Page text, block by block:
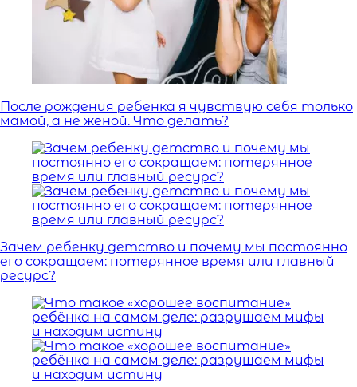
После рождения ребенка я чувствую себя только
мамой, а не женой. Что делать?
Зачем ребенку детство и почему мы постоянно
его сокращаем: потерянное время или главный
ресурс?